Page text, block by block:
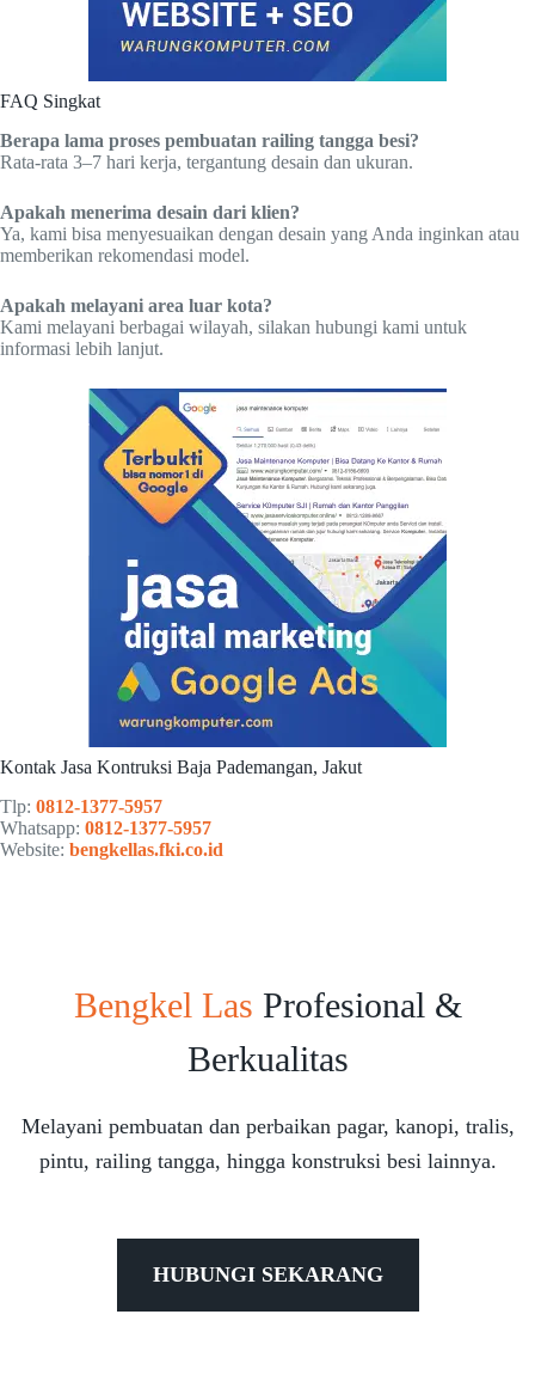
FAQ Singkat
Berapa lama proses pembuatan railing tangga besi?
Rata-rata 3–7 hari kerja, tergantung desain dan ukuran.
Apakah menerima desain dari klien?
Ya, kami bisa menyesuaikan dengan desain yang Anda inginkan atau
memberikan rekomendasi model.
Apakah melayani area luar kota?
Kami melayani berbagai wilayah, silakan hubungi kami untuk
informasi lebih lanjut.
Kontak Jasa Kontruksi Baja Pademangan, Jakut
Tlp: 0812-1377-5957
Whatsapp: 0812-1377-5957
Website: bengkellas.fki.co.id
Bengkel Las Profesional &
Berkualitas
Melayani pembuatan dan perbaikan pagar, kanopi, tralis,
pintu, railing tangga, hingga konstruksi besi lainnya.
HUBUNGI SEKARANG